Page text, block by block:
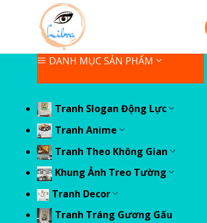
DANH MỤC SẢN PHẨM
Tranh Slogan Động Lực
Tranh Anime
Tranh Theo Không Gian
Khung Ảnh Treo Tường
Tranh Decor
Tranh Tráng Gương Gấu